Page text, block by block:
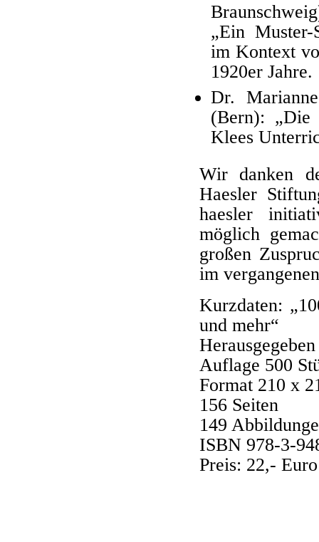
„Ein Muster-
im Kontext
1920er Jahre.
Dr.
(Bern): „Die
Klees
Wir danken
Haesler
haesler
möglich
großen
im
Kurzdaten:
und mehr“
Auflage 500
Format 210 x
156 Seiten
149
ISBN 978-3-
Preis: 22,- Euro